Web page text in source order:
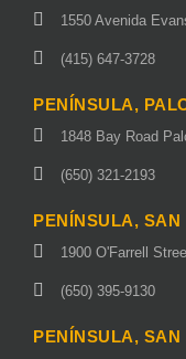
1550 Avenida
(415) 647-3728
PENÍNSULA,
1848 Bay Road
(650) 321-2193
PENÍNSULA, SAN
1900 O'Farrell
(650) 395-9130
PENÍNSULA, SAN